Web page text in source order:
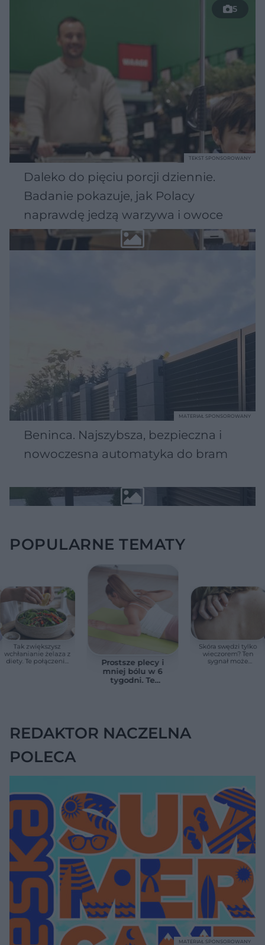
5
Daleko do pięciu porcji dziennie.
Badanie pokazuje, jak Polacy
naprawdę jedzą warzywa i owoce
TEKST SPONSOROWANY
Beninca. Najszybsza, bezpieczna i
nowoczesna automatyka do bram
MATERIAŁ SPONSOROWANY
POPULARNE TEMATY
Tak zwiększysz
wchłanianie żelaza z
diety. Te połączenia
Prostsze plecy i
mniej bólu w 6
tygodni. Te
Skóra swędzi tylko
wieczorem? Ten
sygnał może
REDAKTOR NACZELNA
POLECA
MATERIAŁ SPONSOROWANY